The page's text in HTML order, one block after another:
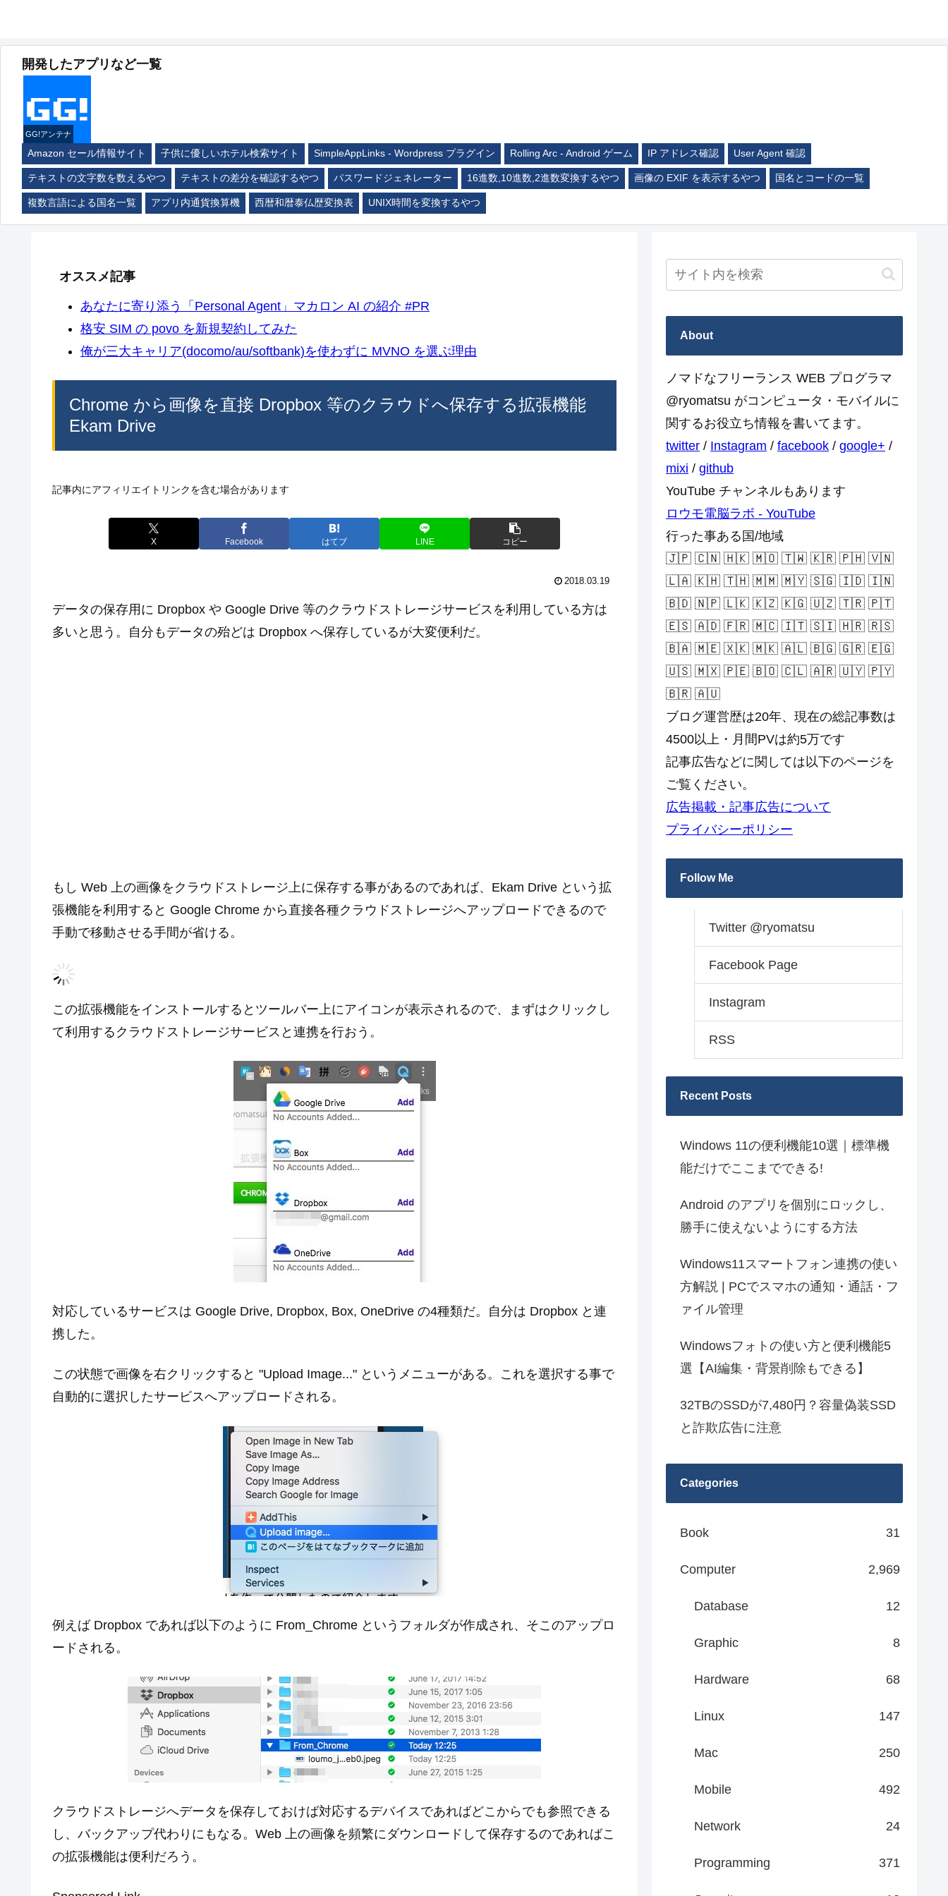
開発したアプリなど一覧
GG!アンテナ
Amazon セール情報サイト 子供に優しいホテル検索サイト SimpleAppLinks - Wordpress プラグイン Rolling Arc - Android ゲーム IP アドレス確認 User Agent 確認
テキストの文字数を数えるやつ テキストの差分を確認するやつ パスワードジェネレーター 16進数,10進数,2進数変換するやつ 画像の EXIF を表示するやつ 国名とコードの一覧
複数言語による国名一覧 アプリ内通貨換算機 西暦和暦泰仏歴変換表 UNIX時間を変換するやつ
オススメ記事
あなたに寄り添う「Personal Agent」マカロン AI の紹介 #PR
格安 SIM の povo を新規契約してみた
俺が三大キャリア(docomo/au/softbank)を使わずに MVNO を選ぶ理由
Chrome から画像を直接 Dropbox 等のクラウドへ保存する拡張機能
Ekam Drive
記事内にアフィリエイトリンクを含む場合があります
X Facebook はてブ LINE コピー
2018.03.19
データの保存用に Dropbox や Google Drive 等のクラウドストレージサービスを利用している方は
多いと思う。自分もデータの殆どは Dropbox へ保存しているが大変便利だ。
もし Web 上の画像をクラウドストレージ上に保存する事があるのであれば、Ekam Drive という拡
張機能を利用すると Google Chrome から直接各種クラウドストレージへアップロードできるので
手動で移動させる手間が省ける。
この拡張機能をインストールするとツールバー上にアイコンが表示されるので、まずはクリックし
て利用するクラウドストレージサービスと連携を行おう。
対応しているサービスは Google Drive, Dropbox, Box, OneDrive の4種類だ。自分は Dropbox と連
携した。
この状態で画像を右クリックすると "Upload Image..." というメニューがある。これを選択する事で
自動的に選択したサービスへアップロードされる。
例えば Dropbox であれば以下のように From_Chrome というフォルダが作成され、そこのアップロ
ードされる。
クラウドストレージへデータを保存しておけば対応するデバイスであればどこからでも参照できる
し、バックアップ代わりにもなる。Web 上の画像を頻繁にダウンロードして保存するのであればこ
の拡張機能は便利だろう。
About
ノマドなフリーランス WEB プログラマ
@ryomatsu がコンピュータ・モバイルに
関するお役立ち情報を書いてます。
twitter / Instagram / facebook / google+ /
mixi / github
YouTube チャンネルもあります
ロウモ電脳ラボ - YouTube
行った事ある国/地域
🇯🇵 🇨🇳 🇭🇰 🇲🇴 🇹🇼 🇰🇷 🇵🇭 🇻🇳
🇱🇦 🇰🇭 🇹🇭 🇲🇲 🇲🇾 🇸🇬 🇮🇩 🇮🇳
🇧🇩 🇳🇵 🇱🇰 🇰🇿 🇰🇬 🇺🇿 🇹🇷 🇵🇹
🇪🇸 🇦🇩 🇫🇷 🇲🇨 🇮🇹 🇸🇮 🇭🇷 🇷🇸
🇧🇦 🇲🇪 🇽🇰 🇲🇰 🇦🇱 🇧🇬 🇬🇷 🇪🇬
🇺🇸 🇲🇽 🇵🇪 🇧🇴 🇨🇱 🇦🇷 🇺🇾 🇵🇾
🇧🇷 🇦🇺
ブログ運営歴は20年、現在の総記事数は
4500以上・月間PVは約5万です
記事広告などに関しては以下のページを
ご覧ください。
広告掲載・記事広告について
プライバシーポリシー
Follow Me
Twitter @ryomatsu
Facebook Page
Instagram
RSS
Recent Posts
Windows 11の便利機能10選｜標準機
能だけでここまでできる!
Android のアプリを個別にロックし、
勝手に使えないようにする方法
Windows11スマートフォン連携の使い
方解説 | PCでスマホの通知・通話・フ
ァイル管理
Windowsフォトの使い方と便利機能5
選【AI編集・背景削除もできる】
32TBのSSDが7,480円？容量偽装SSD
と詐欺広告に注意
Categories
Book 31
Computer 2,969
Database 12
Graphic 8
Hardware 68
Linux 147
Mac 250
Mobile 492
Network 24
Programming 371